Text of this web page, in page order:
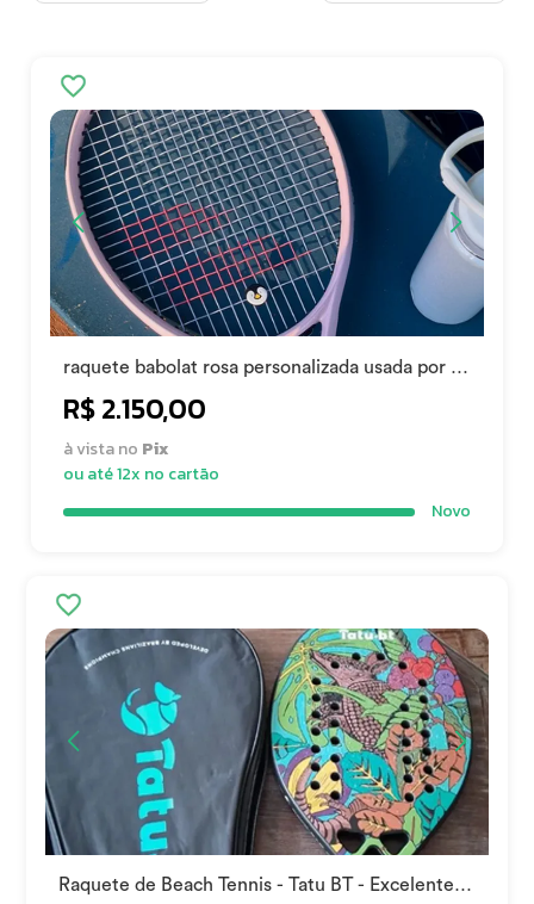
raquete babolat rosa personalizada usada por 1
R$ 2.150,00
à vista no Pix
ou até 12x no cartão
Novo
Raquete de Beach Tennis - Tatu BT - Excelente